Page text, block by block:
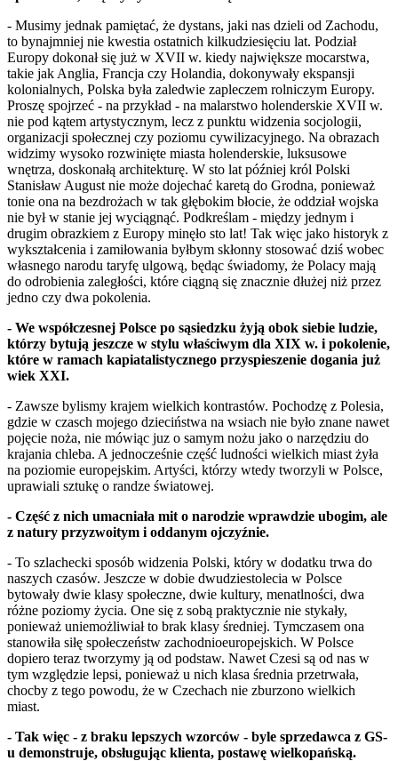
- Musimy jednak pamiętać, że dystans, jaki nas dzieli od Zachodu,
to bynajmniej nie kwestia ostatnich kilkudziesięciu lat. Podział
Europy dokonał się już w XVII w. kiedy największe mocarstwa,
takie jak Anglia, Francja czy Holandia, dokonywały ekspansji
kolonialnych, Polska była zaledwie zapleczem rolniczym Europy.
Proszę spojrzeć - na przykład - na malarstwo holenderskie XVII w.
nie pod kątem artystycznym, lecz z punktu widzenia socjologii,
organizacji społecznej czy poziomu cywilizacyjnego. Na obrazach
widzimy wysoko rozwinięte miasta holenderskie, luksusowe
wnętrza, doskonałą architekturę. W sto lat później król Polski
Stanisław August nie może dojechać karetą do Grodna, ponieważ
tonie ona na bezdrożach w tak głębokim błocie, że oddział wojska
nie był w stanie jej wyciągnąć. Podkreślam - między jednym i
drugim obrazkiem z Europy minęło sto lat! Tak więc jako historyk z
wykształcenia i zamiłowania byłbym skłonny stosować dziś wobec
własnego narodu taryfę ulgową, będąc świadomy, że Polacy mają
do odrobienia zaległości, które ciągną się znacznie dłużej niż przez
jedno czy dwa pokolenia.
- We współczesnej Polsce po sąsiedzku żyją obok siebie ludzie,
którzy bytują jeszcze w stylu właściwym dla XIX w. i pokolenie,
które w ramach kapiatalistycznego przyspieszenie dogania już
wiek XXI.
- Zawsze bylismy krajem wielkich kontrastów. Pochodzę z Polesia,
gdzie w czasch mojego dzieciństwa na wsiach nie było znane nawet
pojęcie noża, nie mówiąc juz o samym nożu jako o narzędziu do
krajania chleba. A jednocześnie część ludności wielkich miast żyła
na poziomie europejskim. Artyści, którzy wtedy tworzyli w Polsce,
uprawiali sztukę o randze światowej.
- Część z nich umacniała mit o narodzie wprawdzie ubogim, ale
z natury przyzwoitym i oddanym ojczyźnie.
- To szlachecki sposób widzenia Polski, który w dodatku trwa do
naszych czasów. Jeszcze w dobie dwudziestolecia w Polsce
bytowały dwie klasy społeczne, dwie kultury, menatlności, dwa
różne poziomy życia. One się z sobą praktycznie nie stykały,
ponieważ uniemożliwiał to brak klasy średniej. Tymczasem ona
stanowiła siłę społeczeństw zachodnioeuropejskich. W Polsce
dopiero teraz tworzymy ją od podstaw. Nawet Czesi są od nas w
tym względzie lepsi, ponieważ u nich klasa średnia przetrwała,
chocby z tego powodu, że w Czechach nie zburzono wielkich
miast.
- Tak więc - z braku lepszych wzorców - byle sprzedawca z GS-
u demonstruje, obsługując klienta, postawę wielkopańską.